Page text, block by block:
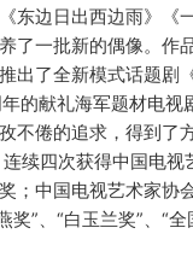
《东边日出西边雨》
了一批新的偶像。作
出了全新模式话题剧
的献礼海军题材电
不倦的追求，得到了
续四次获得中国电
；中国电视艺术家协
奖”、“白玉兰奖”、“